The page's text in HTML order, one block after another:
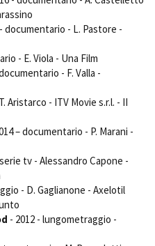
Lavora con noi
Stage - Tirocini - Scuola e
Elenco Operatori Economici
per affidamento lavori in
documentario - L. Pastore -
- E. Viola - Una Film
- F. Valla -
Aristarco - ITV Movie s.r.l. - II
– documentario - P. Marani -
tv - Alessandro Capone -
- D. Gaglianone - Axelotil
- 2012 - lungometraggio -